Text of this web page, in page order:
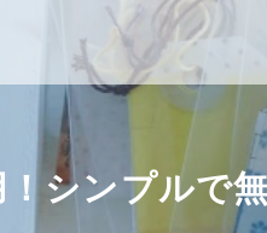
シンプルで